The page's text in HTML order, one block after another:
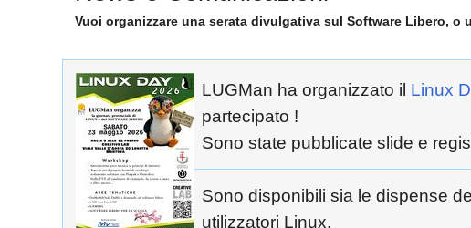
Vuoi organizzare una serata divulgativa sul Software Libero,
LUGMan ha organizzato il Linux
partecipato !
Sono state pubblicate slide e
Sono disponibili sia le dispense
utilizzatori Linux.